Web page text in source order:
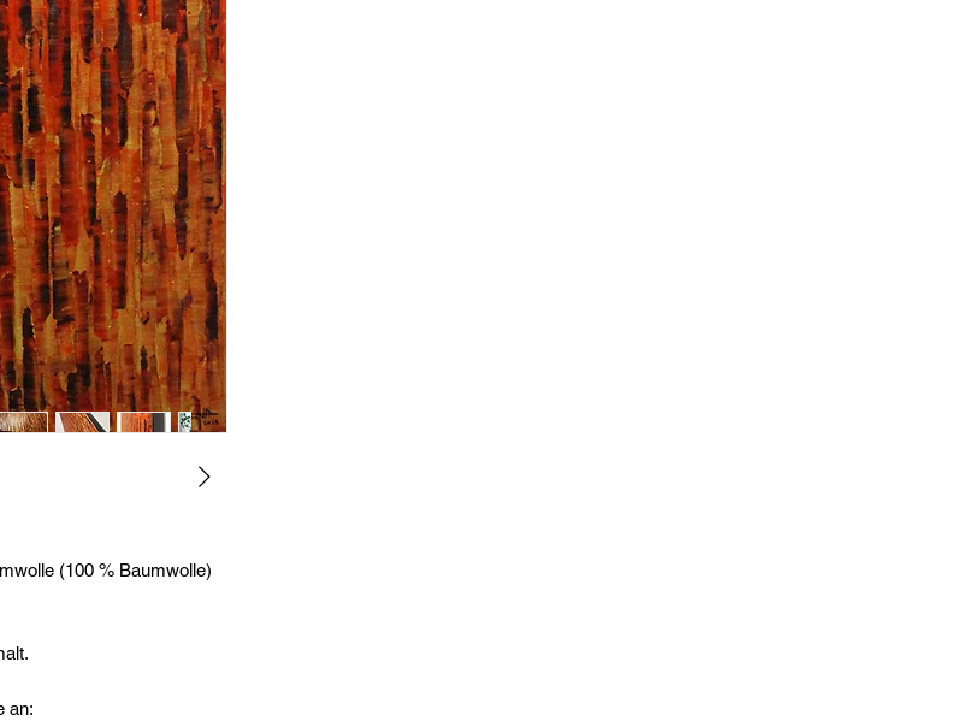
(100 % Baumwolle)
an: